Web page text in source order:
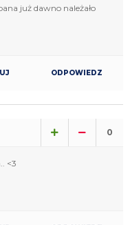
już dawno należało
ODPOWIEDZ
0
<3